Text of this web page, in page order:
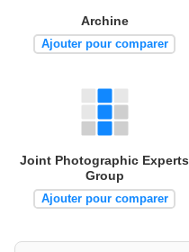
Archine
Ajouter pour comparer
Joint Photographic Experts
Group
Ajouter pour comparer